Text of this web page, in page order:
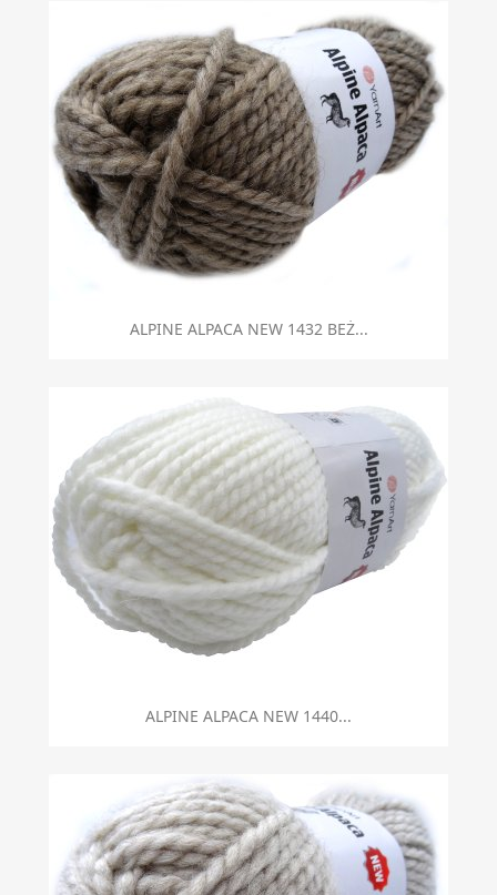
ALPINE ALPACA NEW 1432 BEŻ...
ALPINE ALPACA NEW 1440...